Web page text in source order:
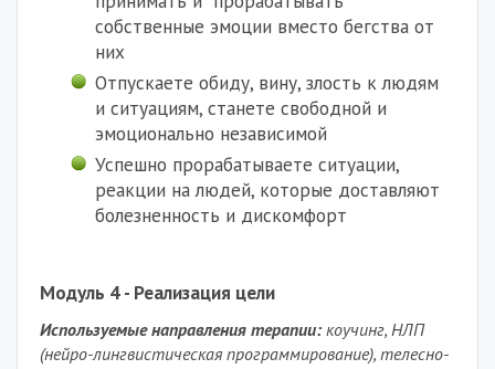
собственные эмоции вместо бегства от
них
Отпускаете обиду, вину, злость к людям
и ситуациям, станете свободной и
эмоционально независимой
Успешно прорабатываете ситуации,
реакции на людей, которые доставляют
болезненность и дискомфорт
Модуль 4 - Реализация цели
Используемые направления терапии: коучинг, НЛП
(нейро-лингвистическая программирование), телесно-